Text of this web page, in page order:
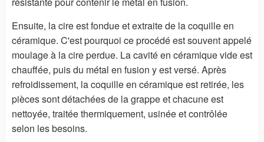
Ensuite, la cire est fondue et extraite de la coquille en
céramique. C'est pourquoi ce procédé est souvent appelé
moulage à la cire perdue. La cavité en céramique vide est
chauffée, puis du métal en fusion y est versé. Après
refroidissement, la coquille en céramique est retirée, les
pièces sont détachées de la grappe et chacune est
nettoyée, traitée thermiquement, usinée et contrôlée
selon les besoins.